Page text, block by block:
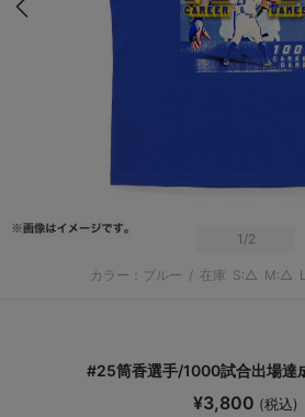
1 /2
カラー：ブルー / 在庫 S:△ M:△
#25筒香選手/1000試合出場達
¥3,800 (税込)